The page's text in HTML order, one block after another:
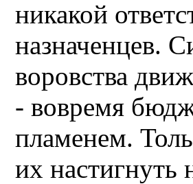
никакой
назначенцев.
воровства
- вовремя
пламенем.
их настигнуть